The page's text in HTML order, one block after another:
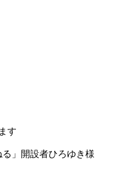
す
」開設者ひろゆき様